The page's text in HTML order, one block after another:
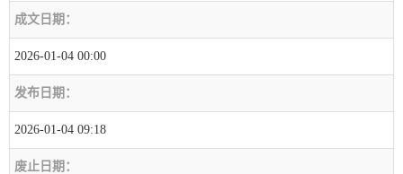
成文日期：
2026-01-04 00:00
发布日期：
2026-01-04 09:18
废止日期：